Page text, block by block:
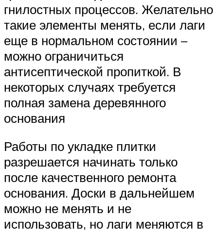
гнилостных процессов. Желательно
такие элементы менять, если лаги
еще в нормальном состоянии –
можно ограничиться
антисептической пропиткой. В
некоторых случаях требуется
полная замена деревянного
основания
Работы по укладке плитки
разрешается начинать только
после качественного ремонта
основания. Доски в дальнейшем
можно не менять и не
использовать, но лаги меняются в